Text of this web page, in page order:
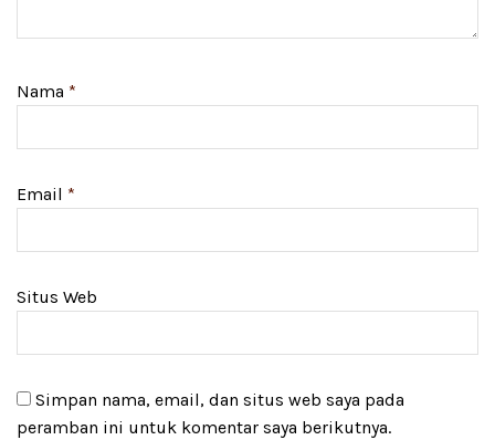
Nama *
Email *
Situs Web
Simpan nama, email, dan situs web saya pada
peramban ini untuk komentar saya berikutnya.